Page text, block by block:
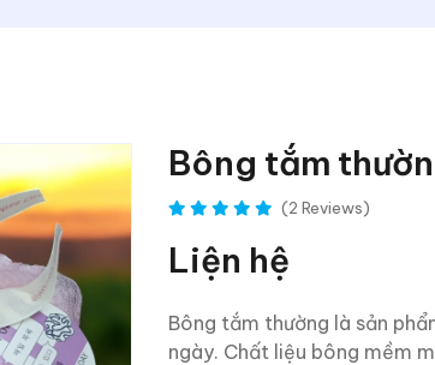
Bông tắm
(2 Reviews)
Liện hệ
Bông tắm thường là sản
ngày. Chất liệu bông mềm